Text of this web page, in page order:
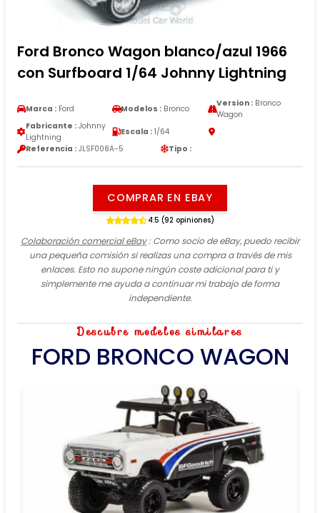
Ford Bronco Wagon blanco/azul 1966
con Surfboard 1/64 Johnny Lightning
Marca : Ford Modelos : Bronco
Version :Bronco
Wagon
Fabricante : Johnny
Lightning
Escala : 1/64
Referencia : JLSF008A-5 Tipo :
COMPRAR EN EBAY
4.5 (92 opiniones)
Colaboración comercial eBay: Como socio de eBay, puedo recibir
una pequeña comisión si realizas una compra a través de mis
enlaces. Esto no supone ningún coste adicional para ti y
simplemente me ayuda a continuar mi trabajo de forma
independiente.
Descubre modelos similares
FORD BRONCO WAGON